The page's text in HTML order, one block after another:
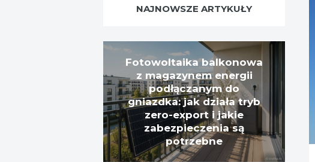
NAJNOWSZE ARTYKUŁY
Fotowoltaika balkonowa
z magazynem energii
podłączanym do
gniazdka: jak działa tryb
zero-export i jakie
zabezpieczenia są
potrzebne